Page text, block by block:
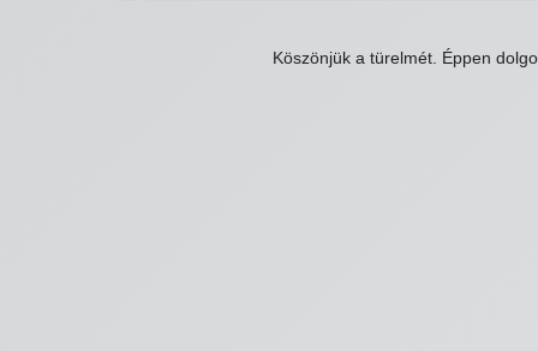
Köszönjük a türelmét. Éppen